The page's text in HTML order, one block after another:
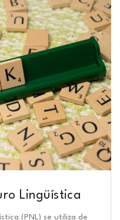
Lingüística​
(PNL) se utiliza de